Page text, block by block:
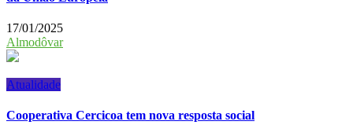
17/01/2025
Almodôvar
Atualidade
Cooperativa Cercicoa tem nova resposta social